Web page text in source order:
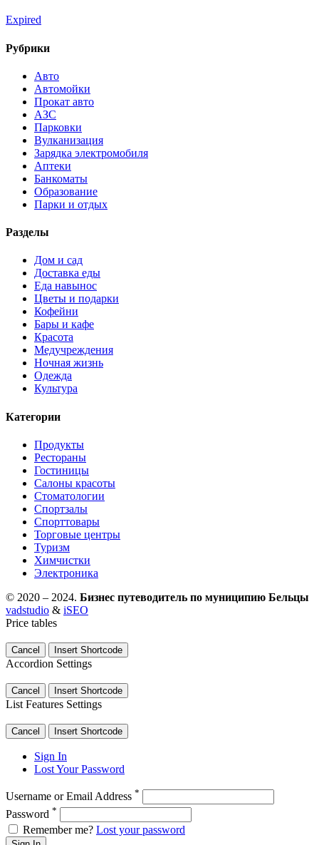
Expired
Рубрики
Авто
Автомойки
Прокат авто
АЗС
Парковки
Вулканизация
Зарядка электромобиля
Аптеки
Банкоматы
Образование
Парки и отдых
Разделы
Дом и сад
Доставка еды
Еда навынос
Цветы и подарки
Кофейни
Бары и кафе
Красота
Медучреждения
Ночная жизнь
Одежда
Культура
Категории
Продукты
Рестораны
Гостиницы
Салоны красоты
Стоматологии
Спортзалы
Спорттовары
Торговые центры
Туризм
Химчистки
Электроника
© 2020 – 2024. Бизнес путеводитель по муниципию Бельцы
vadstudio & iSEO
Price tables
Cancel Insert Shortcode
Accordion Settings
Cancel Insert Shortcode
List Features Settings
Cancel Insert Shortcode
Sign In
Lost Your Password
Username or Email Address *
Password *
Remember me? Lost your password